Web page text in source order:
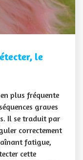
le
plus fréquente
graves
Il se traduit par
correctement
fatigue,
cette